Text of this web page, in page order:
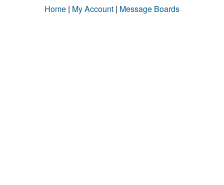
Home | My Account | Message Boards